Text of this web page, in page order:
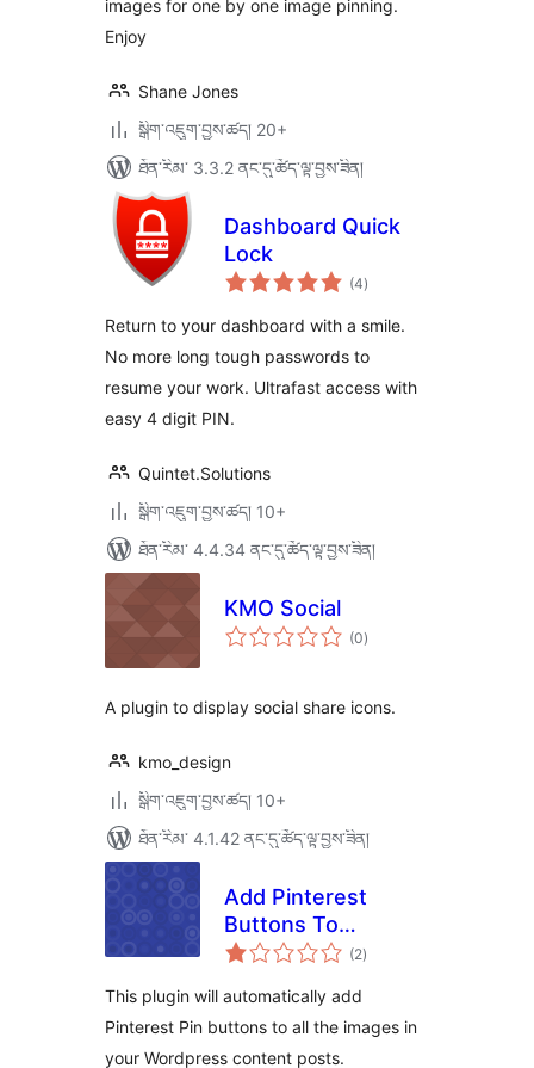
images for one by one image pinning.
Enjoy
Shane Jones
སྒྲིག་འཇུག་བྱས་ཚད། 20+
ཐོན་རིམ་ 3.3.2 ནང་དུ་ཚོད་ལྟ་བྱས་ཟིན།
Dashboard Quick
Lock
(4གདེང་
འཇོག་
ཚང་།
)
Return to your dashboard with a smile.
No more long tough passwords to
resume your work. Ultrafast access with
easy 4 digit PIN.
Quintet.Solutions
སྒྲིག་འཇུག་བྱས་ཚད། 10+
ཐོན་རིམ་ 4.4.34 ནང་དུ་ཚོད་ལྟ་བྱས་ཟིན།
KMO Social
(0གདེང་
འཇོག་
)
A plugin to display social share icons.
kmo_design
སྒྲིག་འཇུག་བྱས་ཚད། 10+
ཐོན་རིམ་ 4.1.42 ནང་དུ་ཚོད་ལྟ་བྱས་ཟིན།
Add Pinterest
Buttons To
WordPress Plugin
(2གདེང་
འཇོག་
)
This plugin will automatically add
Pinterest Pin buttons to all the images in
your Wordpress content posts.